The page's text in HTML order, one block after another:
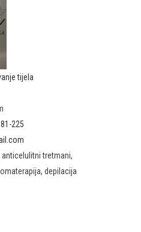
tijela
225
anticelulitni tretmani,
depilacija